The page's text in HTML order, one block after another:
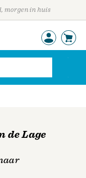
morgen in huis
de Lage